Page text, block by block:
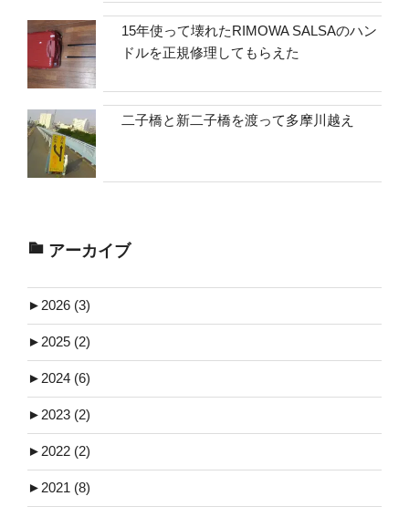
15年使って壊れたRIMOWA SALSAのハン
ドルを正規修理してもらえた
二子橋と新二子橋を渡って多摩川越え
アーカイブ
►2026 (3)
►2025 (2)
►2024 (6)
►2023 (2)
►2022 (2)
►2021 (8)